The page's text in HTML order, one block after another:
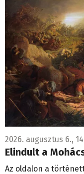
2026. augusztus 6.,
Elindult a
Az oldalon a